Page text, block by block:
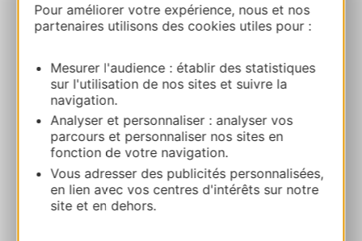
Pour améliorer votre expérience, nous et nos
partenaires utilisons des cookies utiles pour :
Mesurer l'audience : établir des statistiques
sur l'utilisation de nos sites et suivre la
navigation.
Analyser et personnaliser : analyser vos
parcours et personnaliser nos sites en
fonction de votre navigation.
Vous adresser des publicités personnalisées,
en lien avec vos centres d'intérêts sur notre
site et en dehors.
07 82 85 62 54
E-mail
Sito web
Facebook